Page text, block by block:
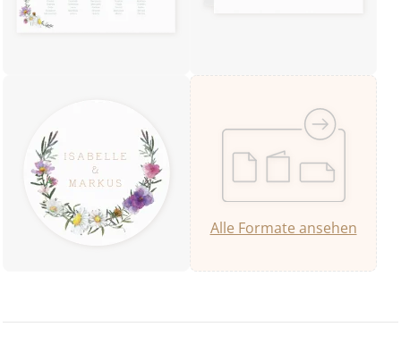
Alle Formate ansehen